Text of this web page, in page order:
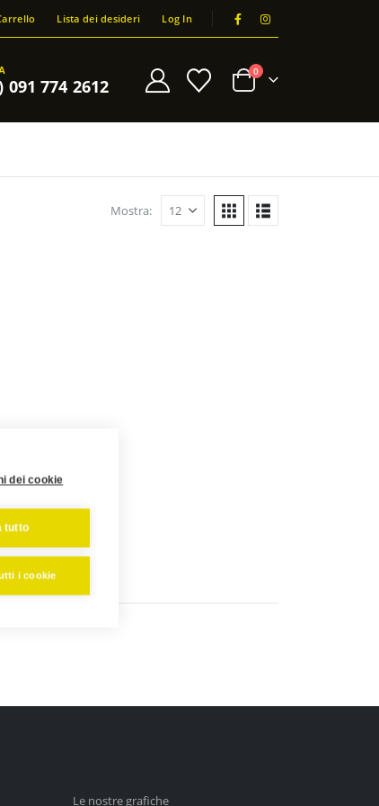
Lista dei desideri Log In
091 774 2612
0
Mostra:
Le nostre grafiche
dei cookie
tutto
i cookie